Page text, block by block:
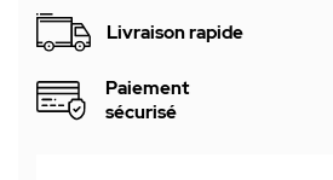
Livraison rapide
Paiement
sécurisé